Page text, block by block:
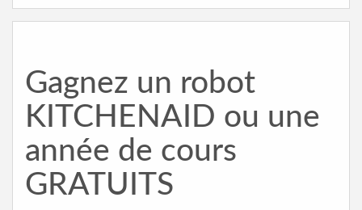
Gagnez un robot
KITCHENAID ou une
année de cours
GRATUITS